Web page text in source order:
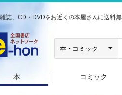
誌、CD・DVDをお近くの本屋さんに送料無
本 コミック